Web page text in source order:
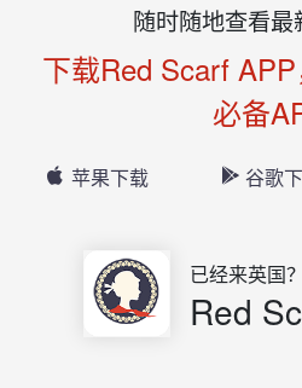
随时随地查看
下载Red Scarf
必备
苹果下载 谷歌
已经来英国
Red